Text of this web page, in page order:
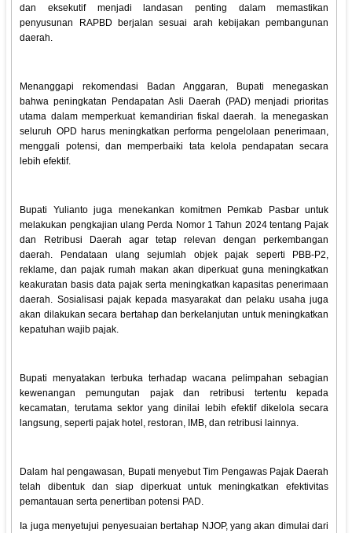
dan eksekutif menjadi landasan penting dalam memastikan
penyusunan RAPBD berjalan sesuai arah kebijakan pembangunan
daerah.
Menanggapi rekomendasi Badan Anggaran, Bupati menegaskan
bahwa peningkatan Pendapatan Asli Daerah (PAD) menjadi prioritas
utama dalam memperkuat kemandirian fiskal daerah. Ia menegaskan
seluruh OPD harus meningkatkan performa pengelolaan penerimaan,
menggali potensi, dan memperbaiki tata kelola pendapatan secara
lebih efektif.
Bupati Yulianto juga menekankan komitmen Pemkab Pasbar untuk
melakukan pengkajian ulang Perda Nomor 1 Tahun 2024 tentang Pajak
dan Retribusi Daerah agar tetap relevan dengan perkembangan
daerah. Pendataan ulang sejumlah objek pajak seperti PBB-P2,
reklame, dan pajak rumah makan akan diperkuat guna meningkatkan
keakuratan basis data pajak serta meningkatkan kapasitas penerimaan
daerah. Sosialisasi pajak kepada masyarakat dan pelaku usaha juga
akan dilakukan secara bertahap dan berkelanjutan untuk meningkatkan
kepatuhan wajib pajak.
Bupati menyatakan terbuka terhadap wacana pelimpahan sebagian
kewenangan pemungutan pajak dan retribusi tertentu kepada
kecamatan, terutama sektor yang dinilai lebih efektif dikelola secara
langsung, seperti pajak hotel, restoran, IMB, dan retribusi lainnya.
Dalam hal pengawasan, Bupati menyebut Tim Pengawas Pajak Daerah
telah dibentuk dan siap diperkuat untuk meningkatkan efektivitas
pemantauan serta penertiban potensi PAD.
Ia juga menyetujui penyesuaian bertahap NJOP, yang akan dimulai dari